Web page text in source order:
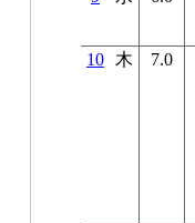
10 木 7.0